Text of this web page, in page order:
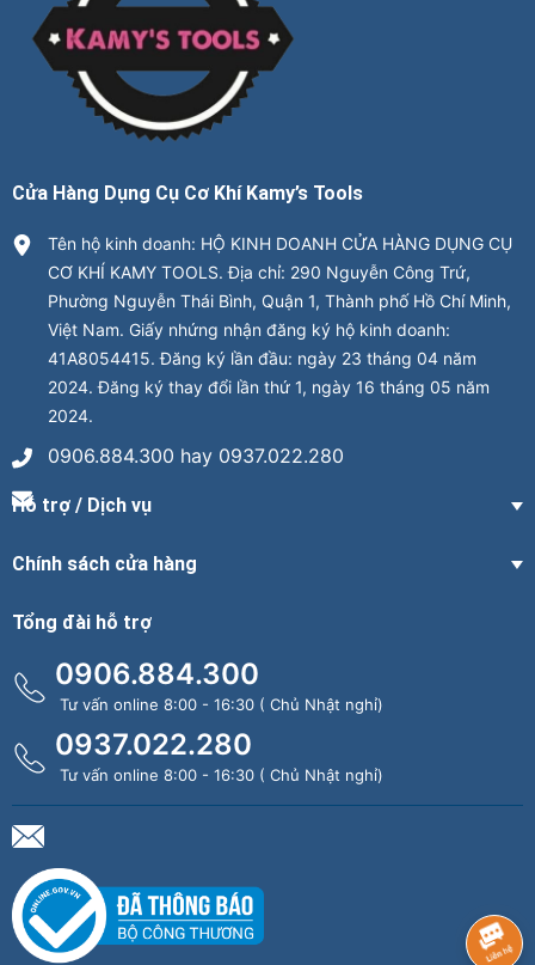
Cửa Hàng Dụng Cụ Cơ Khí Kamy’s Tools
Tên hộ kinh doanh: HỘ KINH DOANH CỬA HÀNG DỤNG CỤ
CƠ KHÍ KAMY TOOLS. Địa chỉ: 290 Nguyễn Công Trứ,
Phường Nguyễn Thái Bình, Quận 1, Thành phố Hồ Chí Minh,
Việt Nam. Giấy nhứng nhận đăng ký hộ kinh doanh:
41A8054415. Đăng ký lần đầu: ngày 23 tháng 04 năm
2024. Đăng ký thay đổi lần thứ 1, ngày 16 tháng 05 năm
2024.
0906.884.300 hay 0937.022.280
Hỗ trợ / Dịch vụ
Chính sách cửa hàng
Tổng đài hỗ trợ
0906.884.300
Tư vấn online 8:00 - 16:30 ( Chủ Nhật nghỉ)
0937.022.280
Tư vấn online 8:00 - 16:30 ( Chủ Nhật nghỉ)